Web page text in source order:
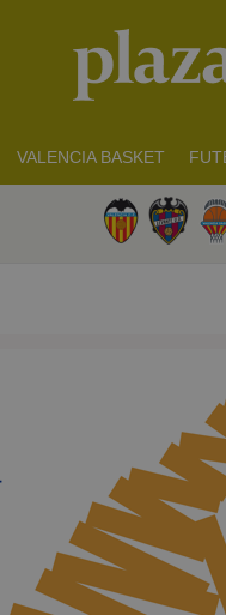
VALENCIA BASKET